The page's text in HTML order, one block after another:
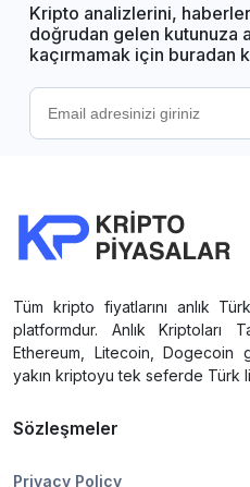
Kripto analizlerini,
doğrudan gelen kutunuza
kaçırmamak için buradan
Tüm kripto fiyatlarını anlık
platformdur. Anlık Kriptoları
Ethereum, Litecoin,
yakın kriptoyu tek seferde Türk
Sözleşmeler
Privacy Policy